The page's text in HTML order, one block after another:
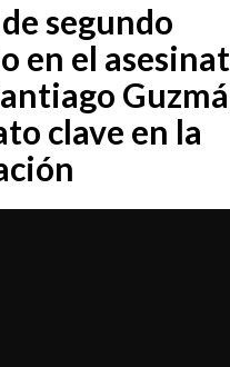
EMISIÓN 7:00 PM
segundo
en el
clave en la